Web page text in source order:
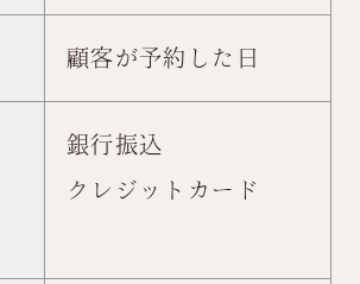
顧客が予約した日
銀行振込
クレジットカード